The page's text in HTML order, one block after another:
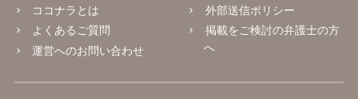
ココナラとは
よくあるご質問
運営へのお問い合わせ
外部送信ポリシー
掲載をご検討の弁護士の方
へ